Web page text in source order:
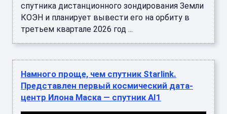
спутника дистанционного зондирования Земли
КОЭН и планирует вывести его на орбиту в
третьем квартале 2026 год ...
Намного проще, чем спутник Starlink.
Представлен первый космический дата-
центр Илона Маска — спутник AI1